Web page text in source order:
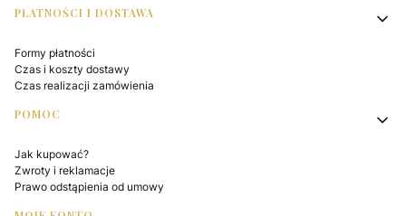
PŁATNOŚCI I DOSTAWA
Formy płatności
Czas i koszty dostawy
Czas realizacji zamówienia
POMOC
Jak kupować?
Zwroty i reklamacje
Prawo odstąpienia od umowy